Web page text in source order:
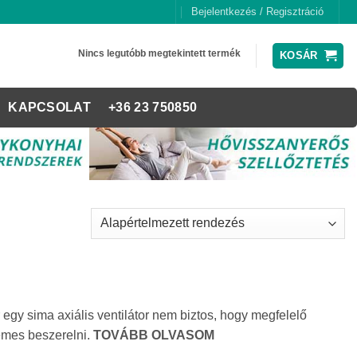
Bejelentkezés / Regisztráció
Nincs legutóbb megtekintett termék KOSÁR
KAPCSOLAT +36 23 750850
sima axiális ventilátor nem biztos, hogy megfelelő
beszerelni. TOVÁBB OLVASOM